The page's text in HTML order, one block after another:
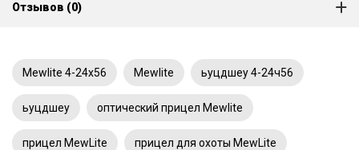
Отзывов (0)
Mewlite 4-24x56 Mewlite ьуцдшеу 4-24ч56
ьуцдшеу оптический прицел Mewlite
прицел MewLite прицел для охоты MewLite